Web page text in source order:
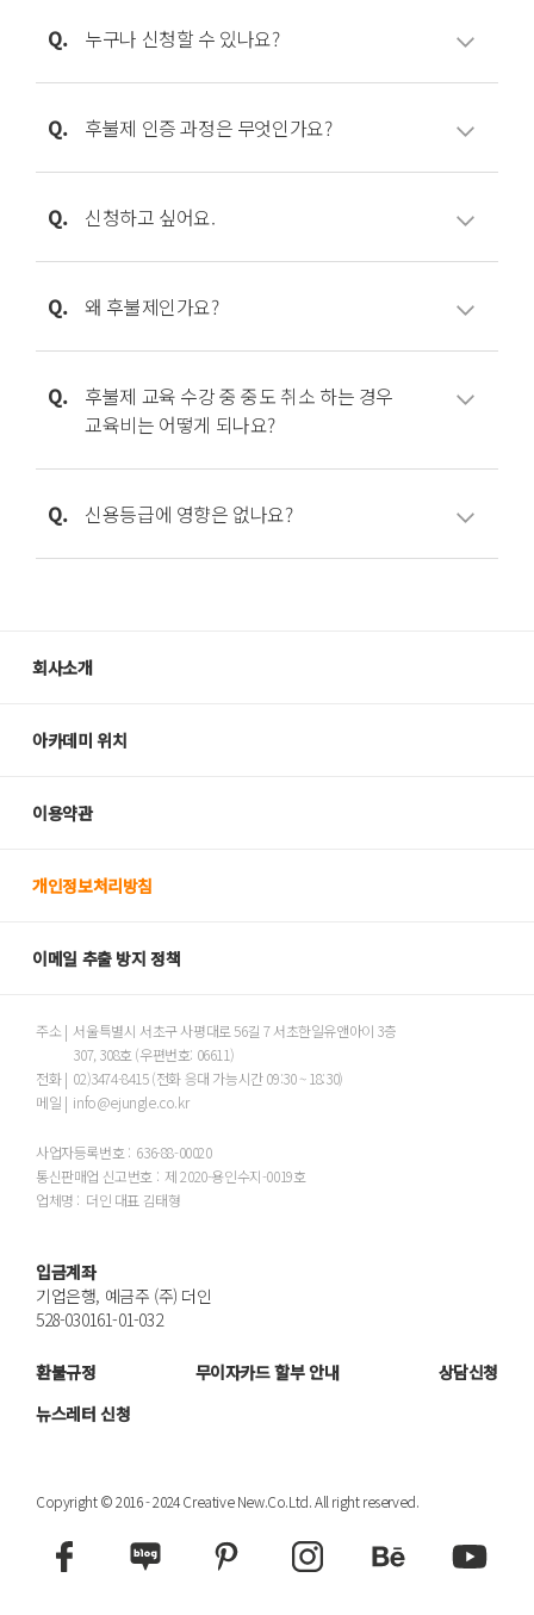
나중에 내는 서비스’입니다.
수업료를 선불로 내는 대신,
(1) 후불제 인증을 획득하고 수업을 먼저
(2) 과정별로 정해진 기간 동안 수업료를 후불로
납부합니다.
교육 과정의 불이익은 없습니다.
기존 선불 납부와 동일한 커리큘럼으로
진행됩니다.
Q. 누구나 신청할 수 있나요?
가득한 학생이면
단, 신청 후 ‘후불제 심사’ 과정을 거치게 되며, 해당
심사 합격자만 수강이 가능합니다.
Q. 후불제 인증 과정은 무엇인가요?
동일한 효과를 발생시킵니다.
심사를 통과해야 합니다.
후불제 인증은 별도 연락을 통해 지원서를
Q. 신청하고 싶어요.
가능하며, 가능여부는 각 과정에 안내되어
해당 과정 모집 상세페이지에서
신청하기 -> (결제방식에서)후불제 선택 -> 심사
과정 진행 -> 합격 -> 계약서 작성 & 계약금 납부 ->
과정을 거치시면 됩니다.
Q. 왜 후불제인가요?
도모합니다.
지난 수십년간 교육 분야의 많은 혁신 시도가
학생들이 해당 교육과정을 혁신적인 지불
방식으로 수강할 수 있도록 하고 있습니다.
후불제라는 ‘선택지의 추가’를 통해, 어떤 학생이든
Q.
후불제 교육 수강 중 중도 취소 하는 경우
교육비는 어떻게 되나요?
기준에 따라 기 수강한 교육비에 대해 납부해야
Q. 신용등급에 영향은 없나요?
정보를 조회 하지도 않습니다.
회사소개
아카데미 위치
이용약관
개인정보처리방침
이메일 추출 방지 정책
주소 | 서울특별시 서초구 사평대로 56길 7 서초한일유앤아이 3층
307, 308호 (우편번호: 06611)
전화 | 02)3474-8415 (전화 응대 가능시간 09:30 ~ 18:30)
메일 | info@ejungle.co.kr
사업자등록번호 : 636-88-00020
통신판매업 신고번호 : 제 2020-용인수지-0019호
업체명 : 더인 대표 김태형
입금계좌
기업은행, 예금주 (주) 더인
528-030161-01-032
환불규정 무이자카드 할부 안내
상담신청
뉴스레터 신청
Copyright © 2016 - 2024 Creative New.Co.Ltd. All right reserved.